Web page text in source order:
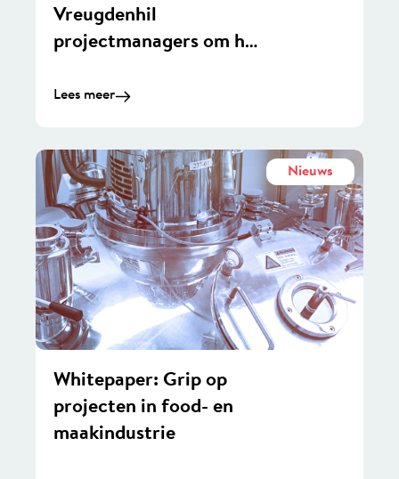
Vreugdenhil
projectmanagers om het
te halen
Lees meer
Nieuws
Whitepaper: Grip op
projecten in food- en
maakindustrie